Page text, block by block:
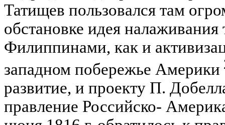
Татищев пользовался там
обстановке идея налаживания
Филиппинами, как и
западном побережье Америки
развитие, и проекту П.
правление Российско-